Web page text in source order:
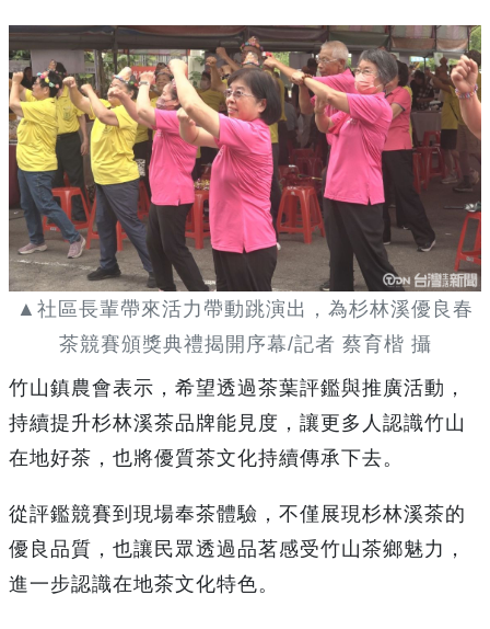
▲社區長輩帶來活力帶動跳演出，為杉林溪優良春
茶競賽頒獎典禮揭開序幕/記者 蔡育楷 攝
竹山鎮農會表示，希望透過茶葉評鑑與推廣活動，
持續提升杉林溪茶品牌能見度，讓更多人認識竹山
在地好茶，也將優質茶文化持續傳承下去。
從評鑑競賽到現場奉茶體驗，不僅展現杉林溪茶的
優良品質，也讓民眾透過品茗感受竹山茶鄉魅力，
進一步認識在地茶文化特色。